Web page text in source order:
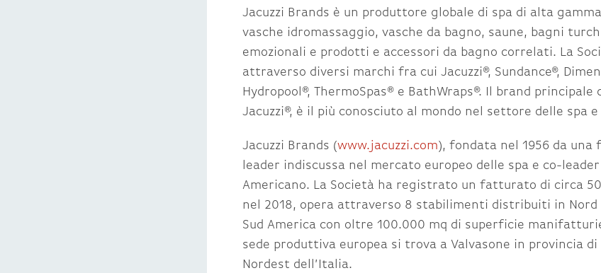
Jacuzzi Brands è un produttore globale di spa di alta
vasche idromassaggio, vasche da bagno, saune, bagni
emozionali e prodotti e accessori da bagno correlati. La
attraverso diversi marchi fra cui Jacuzzi®, Sundance®,
Hydropool®, ThermoSpas® e BathWraps®. Il brand principale
Jacuzzi®, è il più conosciuto al mondo nel settore delle spa
Jacuzzi Brands (www.jacuzzi.com), fondata nel 1956 da
leader indiscussa nel mercato europeo delle spa e co-
Americano. La Società ha registrato un fatturato di circa
nel 2018, opera attraverso 8 stabilimenti distribuiti in Nord
Sud America con oltre 100.000 mq di superficie
sede produttiva europea si trova a Valvasone in provincia di
Nordest dell’Italia.